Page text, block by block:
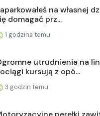
na własnej
domagać prz...
1 godzina temu
utrudnienia na
kursują z opó...
3 godzin temu